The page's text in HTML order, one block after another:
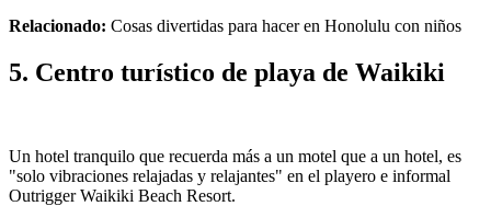
Relacionado: Cosas divertidas para hacer en Honolulu con niños
5. Centro turístico de playa de Waikiki
Un hotel tranquilo que recuerda más a un motel que a un hotel, es
"solo vibraciones relajadas y relajantes" en el playero e informal
Outrigger Waikiki Beach Resort.